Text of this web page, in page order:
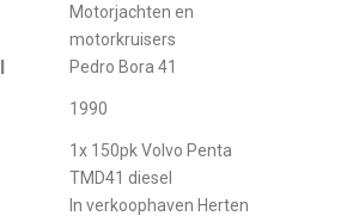
Motorjachten en
motorkruisers
Pedro Bora 41
1990
1x 150pk Volvo Penta
TMD41 diesel
In verkoophaven Herten